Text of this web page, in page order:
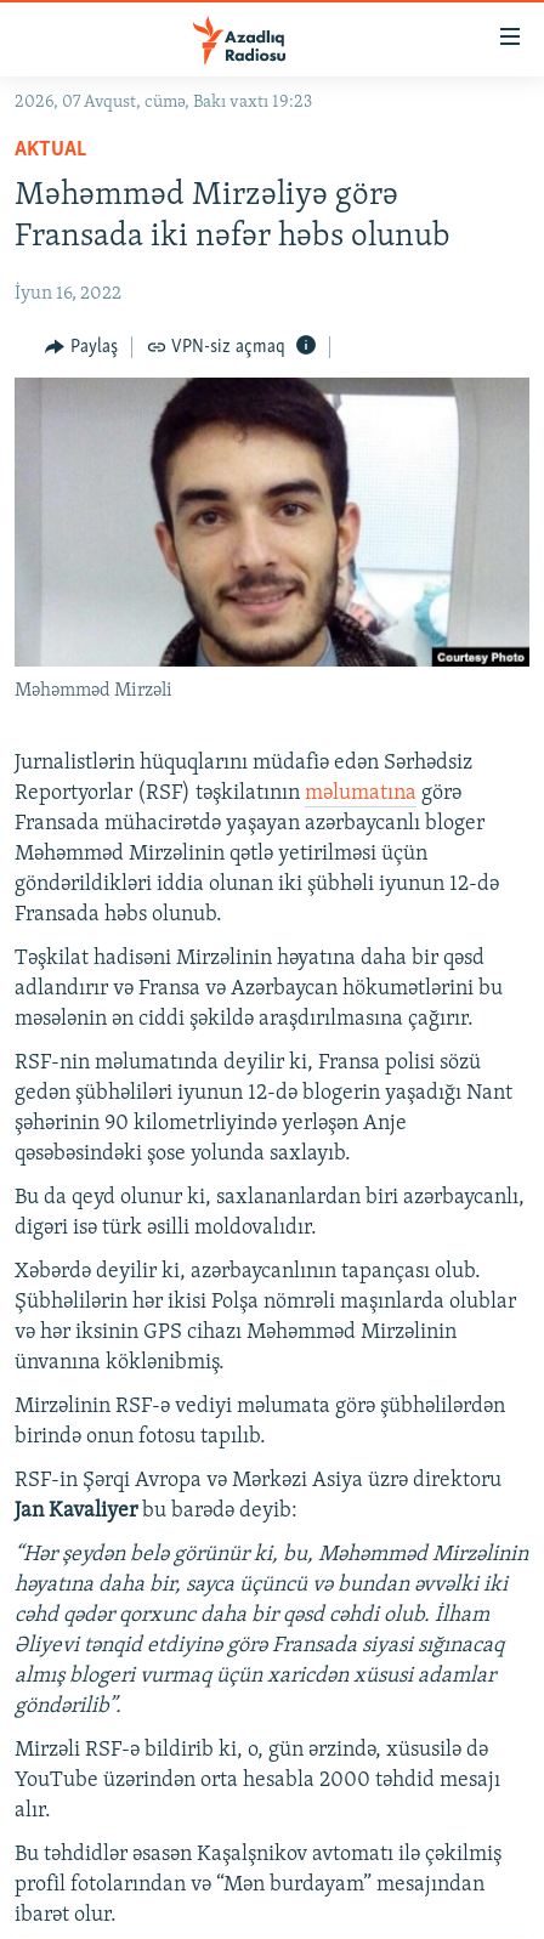
Əsas
qayıt
Əsas
naviqasiyaya
qayıt
Axtarışa
keç
#İZAHLA
KORRUPSIOMETR
FƏRQƏ BAX
QANUNI DOĞRU
AZƏRBAYCAN ƏDƏBIYYATI KITABXANASI
İSLAM VƏ DEMOKRATIYA
İZ - MƏDƏNIYYƏT PROQRAMI
PEŞƏ ETIKASI VƏ JURNALISTIKA STANDARTLARIMIZ
MATERIALLARIMIZDAN ISTIFADƏ
AZADLIQRADIOSU MOBIL TELEFONUNUZDA
XƏBƏR BÜLLETENLƏRIMIZ
RFE/RL-in bütün saytları
2026, 07 Avqust, cümə, Bakı vaxtı 19:23
AKTUAL
Məhəmməd Mirzəliyə görə
Fransada iki nəfər həbs olunub
İyun 16, 2022
Paylaş VPN-siz açmaq
Məhəmməd Mirzəli
Jurnalistlərin hüquqlarını müdafiə edən Sərhədsiz
Reportyorlar (RSF) təşkilatının məlumatına görə
Fransada mühacirətdə yaşayan azərbaycanlı bloger
Məhəmməd Mirzəlinin qətlə yetirilməsi üçün
göndərildikləri iddia olunan iki şübhəli iyunun 12-də
Fransada həbs olunub.
Təşkilat hadisəni Mirzəlinin həyatına daha bir qəsd
adlandırır və Fransa və Azərbaycan hökumətlərini bu
məsələnin ən ciddi şəkildə araşdırılmasına çağırır.
RSF-nin məlumatında deyilir ki, Fransa polisi sözü
gedən şübhəliləri iyunun 12-də blogerin yaşadığı Nant
şəhərinin 90 kilometrliyində yerləşən Anje
qəsəbəsindəki şose yolunda saxlayıb.
Bu da qeyd olunur ki, saxlananlardan biri azərbaycanlı,
digəri isə türk əsilli moldovalıdır.
Xəbərdə deyilir ki, azərbaycanlının tapançası olub.
Şübhəlilərin hər ikisi Polşa nömrəli maşınlarda olublar
və hər iksinin GPS cihazı Məhəmməd Mirzəlinin
ünvanına köklənibmiş.
Mirzəlinin RSF-ə vediyi məlumata görə şübhəlilərdən
birində onun fotosu tapılıb.
RSF-in Şərqi Avropa və Mərkəzi Asiya üzrə direktoru
Jan Kavaliyerbu barədə deyib:
“Hər şeydən belə görünür ki, bu, Məhəmməd Mirzəlinin
həyatına daha bir, sayca üçüncü və bundan əvvəlki iki
cəhd qədər qorxunc daha bir qəsd cəhdi olub. İlham
Əliyevi tənqid etdiyinə görə Fransada siyasi sığınacaq
almış blogeri vurmaq üçün xaricdən xüsusi adamlar
göndərilib”.
Mirzəli RSF-ə bildirib ki, o, gün ərzində, xüsusilə də
YouTube üzərindən orta hesabla 2000 təhdid mesajı
alır.
Bu təhdidlər əsasən Kaşalşnikov avtomatı ilə çəkilmiş
profil fotolarından və “Mən burdayam” mesajından
ibarət olur.